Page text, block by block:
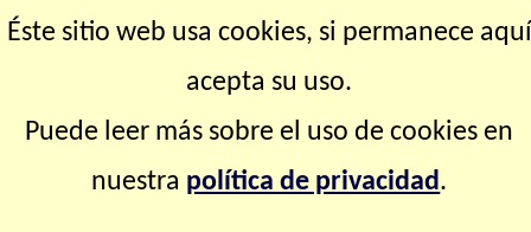
Mapa del sitio
Éste sitio web usa cookies, si permanece aquí
acepta su uso.
Puede leer más sobre el uso de cookies en
nuestra política de privacidad.